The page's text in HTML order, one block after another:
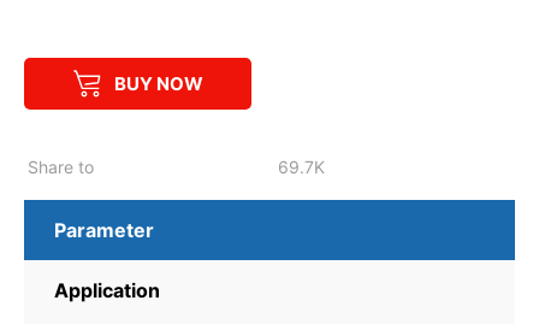
BUY NOW
Share to 69.7K
Parameter
Application